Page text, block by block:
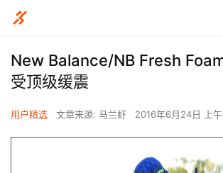
New Balance/NB Fresh
受顶级缓震
用户精选 文章来源: 马兰虾 2016年6月24日 上